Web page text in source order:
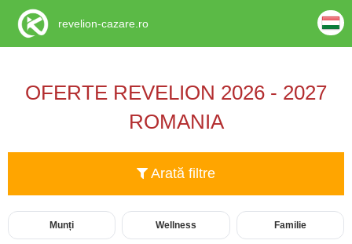
OFERTE REVELION 2026 - 2027
ROMANIA
Arată filtre
Munți Wellness Familie
revelion-cazare.ro